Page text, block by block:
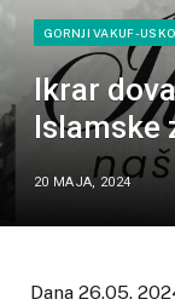
GORNJI VAKUF-
Ikrar
Islamske
20 MAJA, 2024
Dana 26.05.